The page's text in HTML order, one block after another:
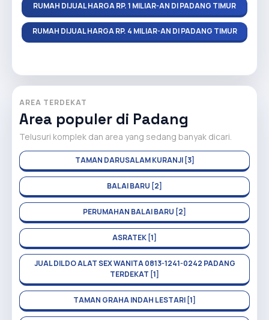
RUMAH DIJUAL HARGA RP. 1 MILIAR-AN DI PADANG TIMUR
RUMAH DIJUAL HARGA RP. 4 MILIAR-AN DI PADANG TIMUR
AREA TERDEKAT
Area populer di Padang
Telusuri komplek dan area yang sedang banyak dicari.
TAMAN DARUSALAM KURANJI [3]
BALAI BARU [2]
PERUMAHAN BALAI BARU [2]
ASRATEK [1]
JUAL DILDO ALAT SEX WANITA 0813-1241-0242 PADANG
TERDEKAT [1]
TAMAN GRAHA INDAH LESTARI [1]